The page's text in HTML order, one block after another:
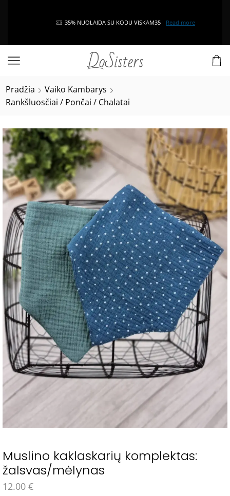
35% NUOLAIDA SU KODU VISKAM35 Read more
Pradžia
Vaiko Kambarys
Rankšluosčiai / Pončai / Chalatai
Muslino kaklaskarių komplektas:
žalsvas/mėlynas
12.00 €